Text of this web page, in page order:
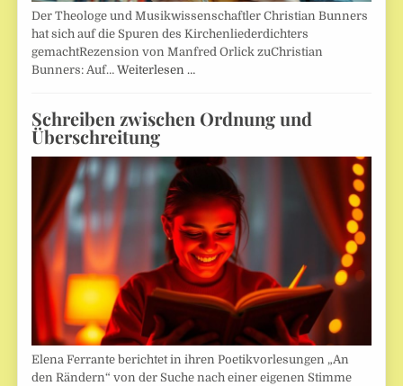
Der Theologe und Musikwissenschaftler Christian Bunners
hat sich auf die Spuren des Kirchenliederdichters
gemachtRezension von Manfred Orlick zuChristian
Bunners: Auf…Weiterlesen …
Schreiben zwischen Ordnung und
Überschreitung
Elena Ferrante berichtet in ihren Poetikvorlesungen „An
den Rändern“ von der Suche nach einer eigenen Stimme